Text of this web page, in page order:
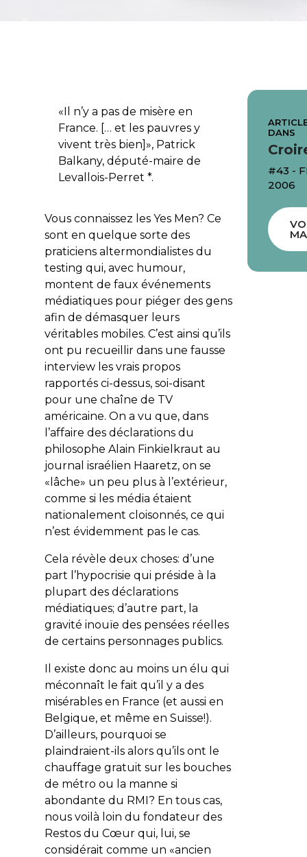
«Il n’y a pas de misère en
France. [… et les pauvres y
vivent très bien]», Patrick
Balkany, député-maire de
Levallois-Perret *.
Vous connaissez les Yes Men? Ce
sont en quelque sorte des
praticiens altermondialistes du
testing qui, avec humour,
montent de faux événements
médiatiques pour piéger des gens
afin de démasquer leurs
véritables mobiles. C’est ainsi qu’ils
ont pu recueillir dans une fausse
interview les vrais propos
rapportés ci-dessus, soi-disant
pour une chaîne de TV
américaine. On a vu que, dans
l’affaire des déclarations du
philosophe Alain Finkielkraut au
journal israélien Haaretz, on se
«lâche» un peu plus à l’extérieur,
comme si les média étaient
nationalement cloisonnés, ce qui
n’est évidemment pas le cas.
Cela révèle deux choses: d’une
part l’hypocrisie qui préside à la
plupart des déclarations
médiatiques; d’autre part, la
gravité inouïe des pensées réelles
de certains personnages publics.
Il existe donc au moins un élu qui
méconnaît le fait qu’il y a des
misérables en France (et aussi en
Belgique, et même en Suisse!).
D’ailleurs, pourquoi se
plaindraient-ils alors qu’ils ont le
chauffage gratuit sur les bouches
de métro ou la manne si
abondante du RMI? En tous cas,
nous voilà loin du fondateur des
Restos du Cœur qui, lui, se
considérait comme un «ancien
DANS
#43 -
2006